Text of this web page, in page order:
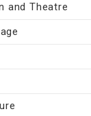
and Theatre